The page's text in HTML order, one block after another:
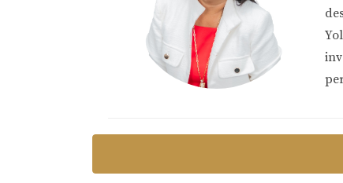
Experiencia y conocimiento
confiable.
Amplia cartera de propiedades de
presupuesto.
Negociación experta:Te ayudará a
Especialización en venta de